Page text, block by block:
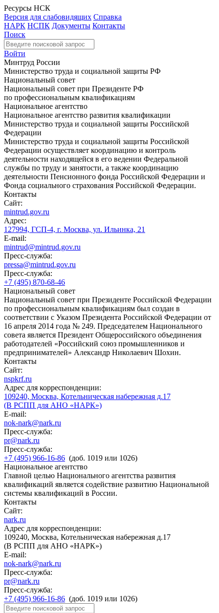
Ресурсы НСК
Версия для слабовидящих Справка
НАРК НСПК Документы Контакты
Поиск
Войти
Минтруд России
Министерство труда и социальной защиты РФ
Национальный совет
Национальный совет при Президенте РФ
по профессиональным квалификациям
Национальное агентство
Национальное агентство развития квалификации
Министерство труда и социальной защиты Российской
Федерации
Министерство труда и социальной защиты Российской
Федерации осуществляет координацию и контроль
деятельности находящейся в его ведении Федеральной
службы по труду и занятости, а также координацию
деятельности Пенсионного фонда Российской Федерации и
Фонда социального страхования Российской Федерации.
Контакты
Сайт:
mintrud.gov.ru
Адрес:
127994, ГСП-4, г. Москва, ул. Ильинка, 21
E-mail:
mintrud@mintrud.gov.ru
Пресс-служба:
pressa@mintrud.gov.ru
Пресс-служба:
+7 (495) 870-68-46
Национальный совет
Национальный совет при Президенте Российской Федерации
по профессиональным квалификациям был создан в
соответствии с Указом Президента Российской Федерации от
16 апреля 2014 года № 249. Председателем Национального
совета является Президент Общероссийского объединения
работодателей «Российский союз промышленников и
предпринимателей» Александр Николаевич Шохин.
Контакты
Сайт:
nspkrf.ru
Адрес для корреспонденции:
109240, Москва, Котельническая набережная д.17
(В РСПП для АНО «НАРК»)
E-mail:
nok-nark@nark.ru
Пресс-служба:
pr@nark.ru
Пресс-служба:
+7 (495) 966-16-86 (доб. 1019 или 1026)
Национальное агентство
Главной целью Национального агентства развития
квалификаций является содействие развитию Национальной
системы квалификаций в России.
Контакты
Сайт:
nark.ru
Адрес для корреспонденции:
109240, Москва, Котельническая набережная д.17
(В РСПП для АНО «НАРК»)
E-mail:
nok-nark@nark.ru
Пресс-служба:
pr@nark.ru
Пресс-служба:
+7 (495) 966-16-86 (доб. 1019 или 1026)